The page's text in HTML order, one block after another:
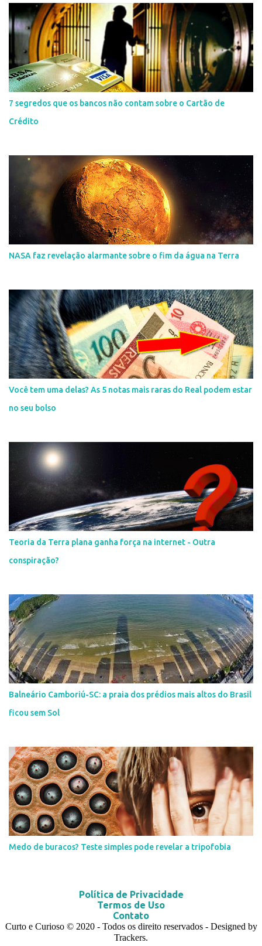
7 segredos que os bancos não contam sobre o Cartão de
Crédito
NASA faz revelação alarmante sobre o fim da água na Terra
Você tem uma delas? As 5 notas mais raras do Real podem estar
no seu bolso
Teoria da Terra plana ganha força na internet - Outra
conspiração?
Balneário Camboriú-SC: a praia dos prédios mais altos do Brasil
ficou sem Sol
Medo de buracos? Teste simples pode revelar a tripofobia
Política de Privacidade
Termos de Uso
Contato
Curto e Curioso © 2020 - Todos os direito reservados - Designed by
Trackers.